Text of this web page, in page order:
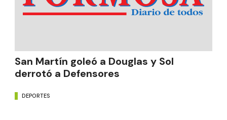
San Martín goleó a Douglas y Sol
derrotó a Defensores
DEPORTES